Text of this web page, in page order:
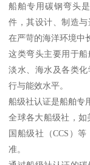
船舶专用碳钢弯头
件，其设计、制造
在严苛的海洋环境中
这类弯头主要用于船
淡水、海水及各类
行与能效水平。
船级社认证是船舶专
全球各大船级社，如
国船级社（CCS）
准。